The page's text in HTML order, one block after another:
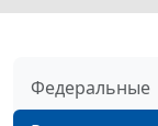
Федеральные